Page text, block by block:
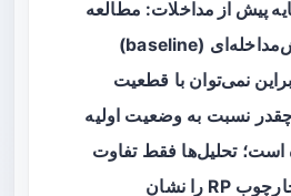
پیش از مداخلات: مطالعه
شامل تست پیش‌مداخله‌ای (baseline)
نمی‌توان با قطعیت
نسبت به وضعیت اولیه
است؛ تحلیل‌ها فقط تفاوت
بین شرایط در چارچوب RP را نشان